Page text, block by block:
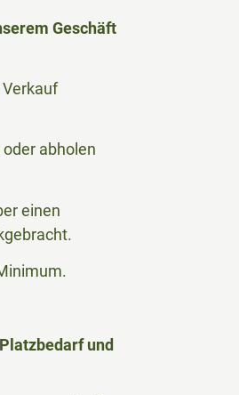
Geschäft
abholen
einen
und